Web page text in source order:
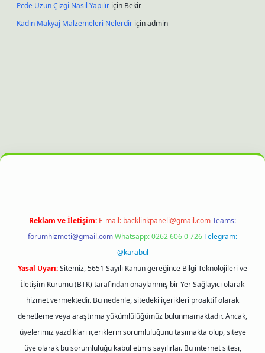
Pcde Uzun Çizgi Nasıl Yapılır için Bekir
Kadın Makyaj Malzemeleri Nelerdir içinadmin
piabella girişbetexper.xyzhiltonbet güncel giriş
Reklam ve İletişim: E-mail: backlinkpaneli@gmail.comTeams:
forumhizmeti@gmail.comWhatsapp: 0262 606 0 726Telegram:
@karabul
Yasal Uyarı:Sitemiz, 5651 Sayılı Kanun gereğince Bilgi Teknolojileri ve
İletişim Kurumu (BTK) tarafından onaylanmış bir Yer Sağlayıcı olarak
hizmet vermektedir. Bu nedenle, sitedeki içerikleri proaktif olarak
denetleme veya araştırma yükümlülüğümüz bulunmamaktadır. Ancak,
üyelerimiz yazdıkları içeriklerin sorumluluğunu taşımakta olup, siteye
üye olarak bu sorumluluğu kabul etmiş sayılırlar. Bu internet sitesi,